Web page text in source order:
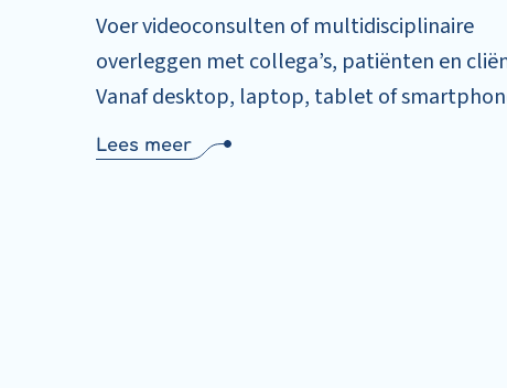
Voer videoconsulten of multidisciplinaire
overleggen met collega’s, patiënten en
Vanaf desktop, laptop, tablet of
Lees meer